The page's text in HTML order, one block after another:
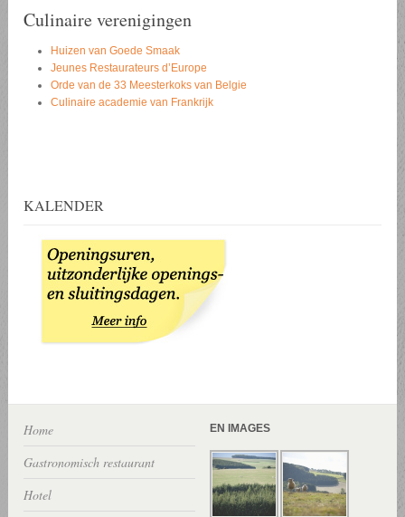
Culinaire verenigingen
Huizen van Goede Smaak
Jeunes Restaurateurs d’Europe
Orde van de 33 Meesterkoks van Belgie
Culinaire academie van Frankrijk
KALENDER
Home
Gastronomisch restaurant
Hotel
EN IMAGES